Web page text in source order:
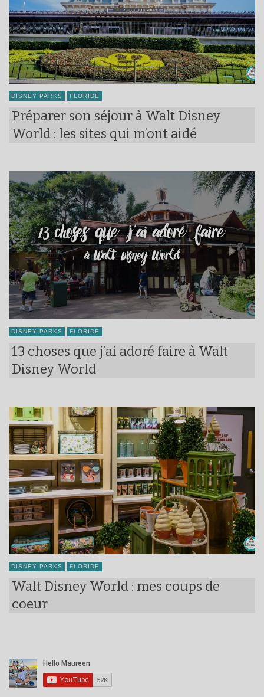
DISNEY PARKS FLORIDE
Préparer son séjour à Walt Disney
World : les sites qui m’ont aidé
DISNEY PARKS FLORIDE
13 choses que j’ai adoré faire à Walt
Disney World
DISNEY PARKS FLORIDE
Walt Disney World : mes coups de
coeur